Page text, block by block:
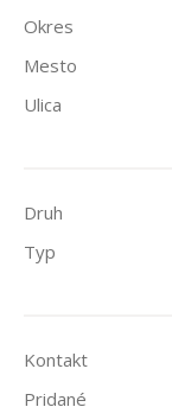
Okres
Mesto
Ulica
Druh
Typ
Kontakt
Pridané